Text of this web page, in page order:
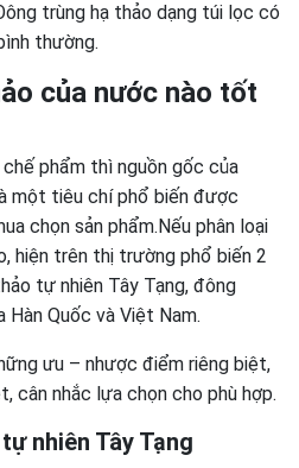
trùng hạ thảo dạng túi lọc có
thường.
của nước nào tốt
phẩm thì nguồn gốc của
một tiêu chí phổ biến được
chọn sản phẩm.Nếu phân loại
hiện trên thị trường phổ biến 2
tự nhiên Tây Tạng, đông
Hàn Quốc và Việt Nam.
ưu – nhược điểm riêng biệt,
cân nhắc lựa chọn cho phù hợp.
nhiên Tây Tạng